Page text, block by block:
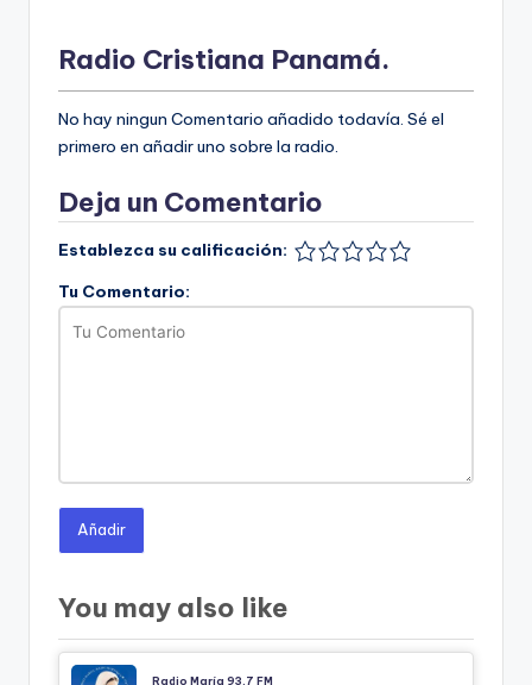
Radio Cristiana Panamá.
No hay ningun Comentario añadido todavía. Sé el
primero en añadir uno sobre la radio.
Deja un Comentario
Establezca su calificación:
Tu Comentario:
Añadir
You may also like
Radio María 93.7 FM